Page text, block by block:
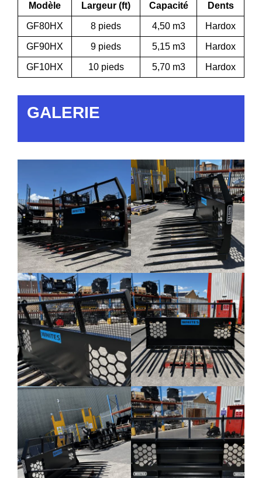
Modèle Largeur (ft) Capacité Dents
GF80HX 8 pieds 4,50 m3 Hardox
GF90HX 9 pieds 5,15 m3 Hardox
GF10HX 10 pieds 5,70 m3 Hardox
GALERIE